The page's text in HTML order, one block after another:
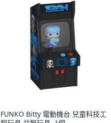
FUNKO Bitty 電動機台 兒童科技工